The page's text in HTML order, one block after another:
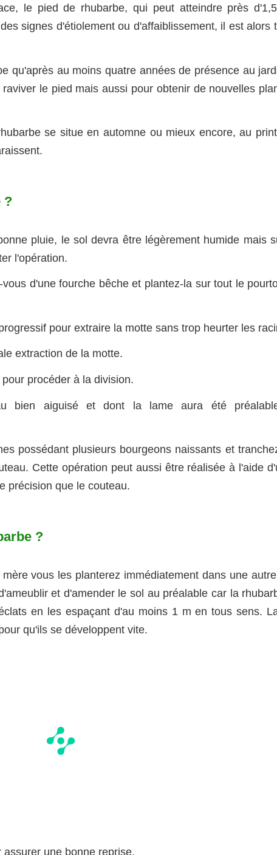
le pied de rhubarbe, qui peut atteindre près
signes d'étiolement ou d'affaiblissement, il est alors
qu'après au moins quatre années de présence au
le pied mais aussi pour obtenir de nouvelles
se situe en automne ou mieux encore, au
?
pluie, le sol devra être légèrement humide mais
l'opération.
d'une fourche bêche et plantez-la sur tout le
pour extraire la motte sans trop heurter les
extraction de la motte.
procéder à la division.
bien aiguisé et dont la lame aura été
possédant plusieurs bourgeons naissants et
Cette opération peut aussi être réalisée à l'aide
précision que le couteau.
?
vous les planterez immédiatement dans une
et d'amender le sol au préalable car la
en les espaçant d'au moins 1 m en tous sens.
qu'ils se développent vite.
une bonne reprise.